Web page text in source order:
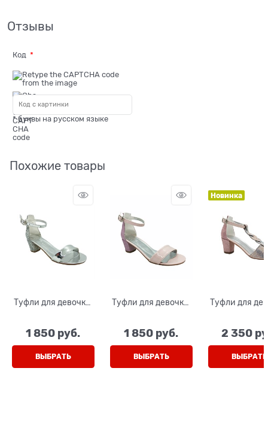
Отзывы
Код
* буквы на русском языке
Похожие товары
Туфли для девочки,
на каблуке
1 850 руб.
ВЫБРАТЬ
Туфли для девочки,
каблуке
1 850 руб.
ВЫБРАТЬ
Новинка
Туфли для
2 350
ВЫБРАТЬ